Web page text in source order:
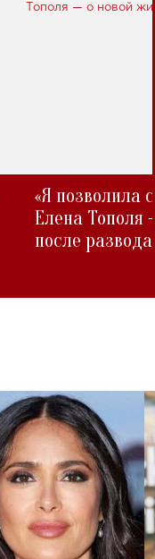
«Я позволила
Елена Тополя
после развода